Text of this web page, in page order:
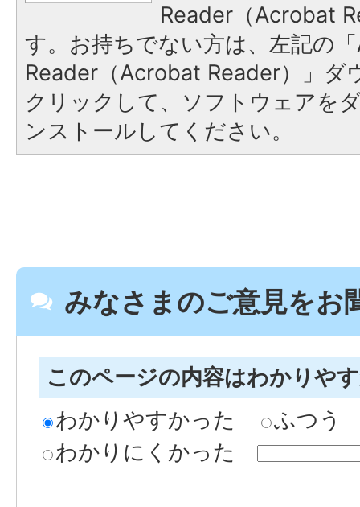
Reader（Acrobat
す。お持ちでない方は、左記の
Reader（Acrobat Reader）」ダ
クリックして、ソフトウェアを
ンストールしてください。
みなさまのご意見をお
このページの内容はわかりや
わかりやすかった
ふつう
わかりにくかった